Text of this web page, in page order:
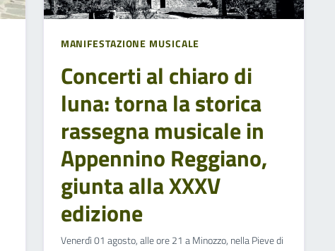
MANIFESTAZIONE MUSICALE
Concerti al chiaro di
luna: torna la storica
rassegna musicale in
Appennino Reggiano,
giunta alla XXXV
edizione
Venerdì 01 agosto, alle ore 21 a Minozzo, nella Pieve di